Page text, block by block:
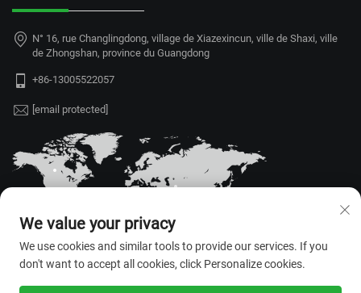
N° 16, rue Changlingdong, village de Xiazexincun, ville de Shaxi, ville
de Zhongshan, province du Guangdong
+86-13005522057
[email protected]
We value your privacy
We use cookies and similar tools to provide our services. If you
don't want to accept all cookies, click Personalize cookies.